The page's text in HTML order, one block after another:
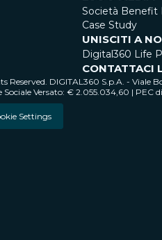
Società Benefit
Case Study
UNISCITI A
Digital360 Life
CONTATTACI
Reserved. DIGITAL360 S.p.A. - Viale
Versato: € 2.055.034,60 | PEC
Settings